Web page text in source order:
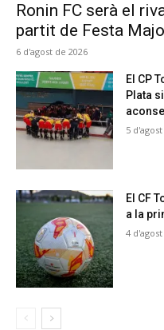
Ronin FC serà el
partit de Festa
6 d'agost de 2026
El CP
Plata
5
El CF
a la
4